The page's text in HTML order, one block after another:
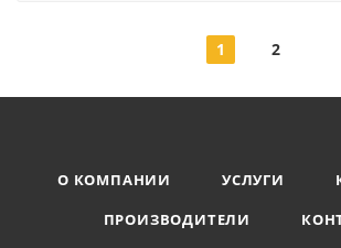
1 2
О КОМПАНИИ УСЛУГИ
ПРОИЗВОДИТЕЛИ